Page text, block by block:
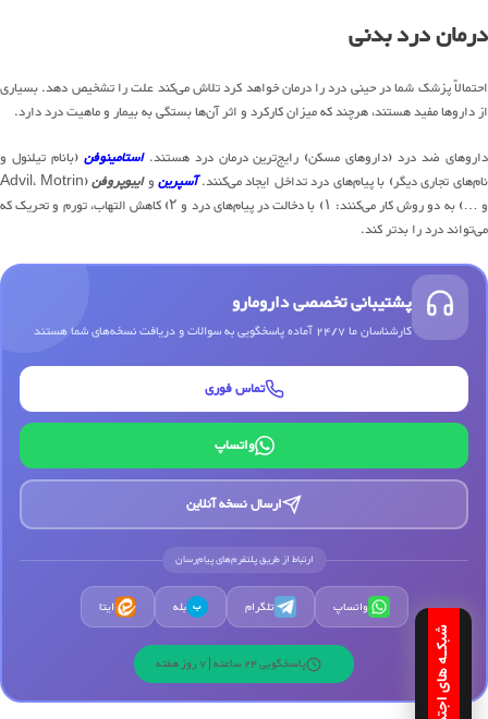
درمان درد بدنی
احتمالاً پزشک شما در حینی درد را درمان خواهد کرد تلاش می‌کند علت را تشخیص دهد. بسیاری
از داروها مفید هستند، هرچند که میزان کارکرد و اثر آن‌ها بستگی به بیمار و ماهیت درد دارد.
داروهای ضد درد (داروهای مسکن) رایج‌ترین درمان درد هستند.استامینوفن (بانام تیلنول و
نام‌های تجاری دیگر) با پیام‌های درد تداخل ایجاد می‌کنند.آسپرینوایبوپروفن (Advil، Motrin
و …) به دو روش کار می‌کنند: ۱) با دخالت در پیام‌های درد و ۲) کاهش التهاب، تورم و تحریک که
می‌تواند درد را بدتر کند.
پشتیبانی تخصصی دارومارو
کارشناسان ما 24/7 آماده پاسخگویی به سوالات و دریافت نسخه‌های شما هستند
تماس فوری
واتساپ
ارسال نسخه آنلاین
ارتباط از طریق پلتفرم‌های پیام‌رسان
واتساپ تلگرام ب بله ایتا
پاسخگویی 24 ساعته | 7 روز هفته